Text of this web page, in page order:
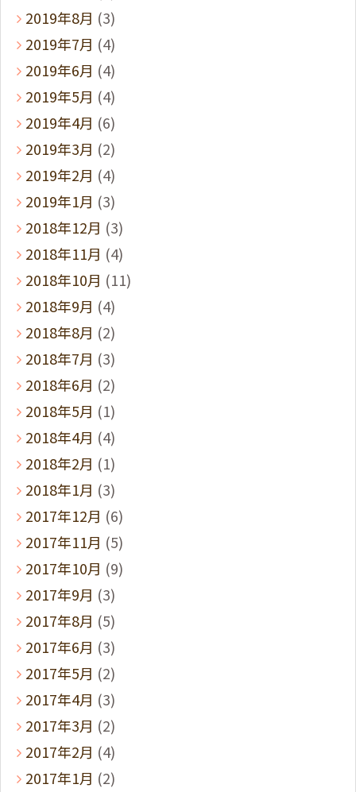
2019年8月 (3)
2019年7月 (4)
2019年6月 (4)
2019年5月 (4)
2019年4月 (6)
2019年3月 (2)
2019年2月 (4)
2019年1月 (3)
2018年12月 (3)
2018年11月 (4)
2018年10月 (11)
2018年9月 (4)
2018年8月 (2)
2018年7月 (3)
2018年6月 (2)
2018年5月 (1)
2018年4月 (4)
2018年2月 (1)
2018年1月 (3)
2017年12月 (6)
2017年11月 (5)
2017年10月 (9)
2017年9月 (3)
2017年8月 (5)
2017年6月 (3)
2017年5月 (2)
2017年4月 (3)
2017年3月 (2)
2017年2月 (4)
2017年1月 (2)